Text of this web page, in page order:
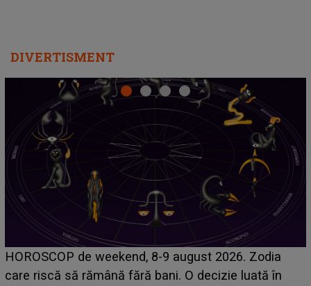
DIVERTISMENT
Emanuel a ținut ACEST DETALIU ASCUNS până
acum! În fața Alexandrei, concurentul din Casa Iubirii